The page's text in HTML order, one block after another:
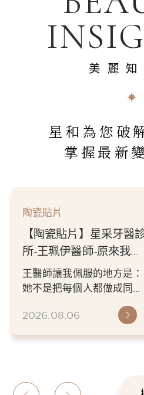
美麗知
星和為您破
掌握最新
陶瓷貼片
【陶瓷貼片】星采牙醫
所-王珮伊醫師-從門牙縫
到自信笑容：美白貼片打
造更精緻的微笑曲線
王珮伊醫師在規劃貼片時，
除了考量牙齒本身條件，也
微笑方式等細節出發，協助
2026.06.26